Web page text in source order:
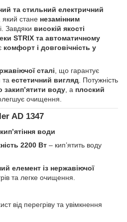
та стильний електричний
, який стане незамінним
Завдяки високій якості
STRIX та автоматичному
комфорт і довговічність у
сталі , що гарантує
та естетичний вигляд . Потужність
закип’ятити воду , а плоский
очищення.
AD 1347
води
2200 Вт – кип’ятить воду
елемент із нержавіючої
та легке очищення.
від перегріву та увімкнення